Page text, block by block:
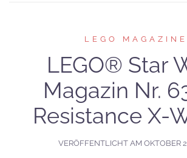
LEGO MAGAZINE
LEGO® Star
Magazin Nr.
Resistance X-
VERÖFFENTLICHT AM OKTOBER